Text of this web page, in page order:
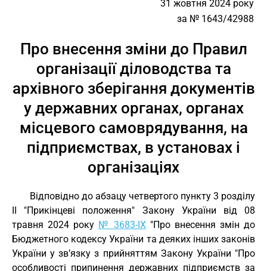
31 жовтня 2024 року
за № 1643/42988
Про внесення зміни до Правил
організації діловодства та
архівного зберігання документів
у державних органах, органах
місцевого самоврядування, на
підприємствах, в установах і
організаціях
Відповідно до абзацу четвертого пункту 3 розділу
II "Прикінцеві положення" Закону України від 08
травня 2024 року № 3683-IX "Про внесення змін до
Бюджетного кодексу України та деяких інших законів
України у зв’язку з прийняттям Закону України "Про
особливості припинення державних підприємств за